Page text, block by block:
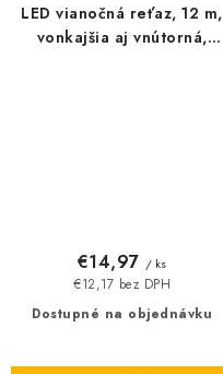
LED vianočná reťaz, 12 m,
vonkajšia aj vnútorná,
Dostupné na objednávku
€12,17 bez DPH
€14,97 / ks